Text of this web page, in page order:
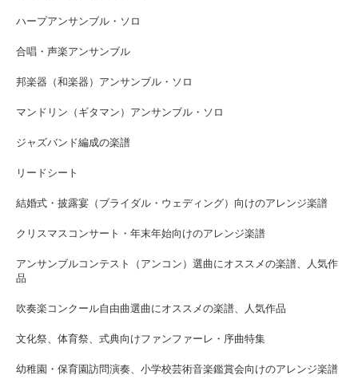
ハープアンサンブル・ソロ
合唱・声楽アンサンブル
邦楽器（和楽器）アンサンブル・ソロ
マンドリン（ギタマン）アンサンブル・ソロ
ジャズバンド編成の楽譜
リードシート
結婚式・披露宴（ブライダル・ウェディング）向けのアレンジ楽譜
クリスマスコンサート・年末年始向けのアレンジ楽譜
アンサンブルコンテスト（アンコン）選曲にオススメの楽譜、人気作
品
吹奏楽コンクール自由曲選曲にオススメの楽譜、人気作品
文化祭、体育祭、式典向けファンファーレ・序曲特集
幼稚園・保育園訪問演奏、小学校芸術音楽鑑賞会向けのアレンジ楽譜